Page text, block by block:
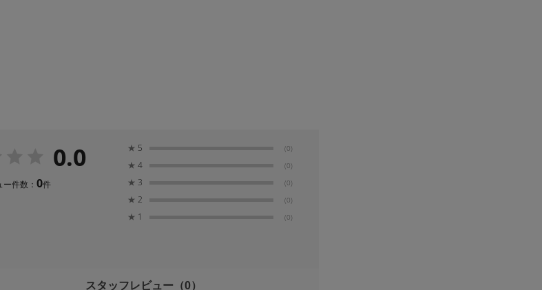
0.0
ー件数： 0件
★ 5 (0)
★ 4 (0)
★ 3 (0)
★ 2 (0)
★ 1 (0)
スタッフレビュー （0）